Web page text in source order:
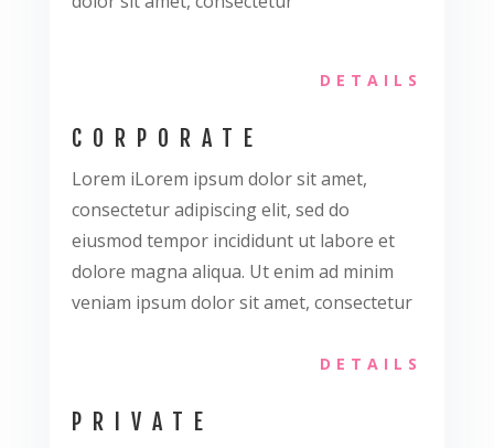
DETAILS
CORPORATE
Lorem iLorem ipsum dolor sit amet,
consectetur adipiscing elit, sed do
eiusmod tempor incididunt ut labore et
dolore magna aliqua. Ut enim ad minim
veniam ipsum dolor sit amet, consectetur
DETAILS
PRIVATE